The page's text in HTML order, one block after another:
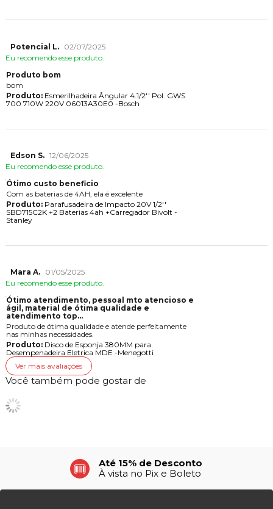
Potencial L.
02/07/2025
Eu recomendo esse produto.
Produto bom
bom
Produto:Esmerilhadeira Ângular 4.1/2'' Pol. GWS
700 710W 220V 06013A30E0 -Bosch
Edson S. 12/06/2025
Eu recomendo esse produto.
Ótimo custo beneficio
Com as baterias de 4AH, ela é excelente
Produto:Parafusadeira de Impacto 20V 1/2''
SBD715C2K +2 Baterias 4ah +Carregador Bivolt -
Stanley
Mara A.
01/05/2025
Eu recomendo esse produto.
Ótimo atendimento, pessoal mto atencioso e
gil, material de ótima qualidade e
atendimento top...
Produto de ótima qualidade e atende perfeitamente
nas minhas necessidades.
Produto:Disco de Esponja 380MM para
Desempenadeira Eletrica MDE -Menegotti
Ver mais avaliações
Você também pode gostar de
Até 15% de Desconto
À vista no Pix e Boleto